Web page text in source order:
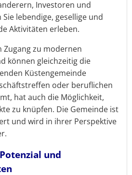
Investoren und
lebendige, gesellige und
Aktivitäten erleben.
Zugang zu modernen
können gleichzeitig die
Küstengemeinde
oder beruflichen
hat auch die Möglichkeit,
zu knüpfen. Die Gemeinde ist
und wird in ihrer Perspektive
und